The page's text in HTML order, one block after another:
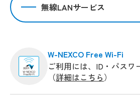
無線LANサービス
W-NEXCO Free Wi-Fi
ご利用には、ID・パスワ
（詳細はこちら）